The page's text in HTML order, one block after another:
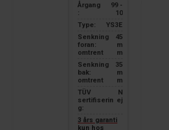
Årgang
:
99 -
10
Type:
YS3E
Senkning
foran:
omtrent
45
m
m
Senkning
bak:
omtrent
35
m
m
TÜV
sertifiserin
g:
N
ej
3 års garanti
kun hos